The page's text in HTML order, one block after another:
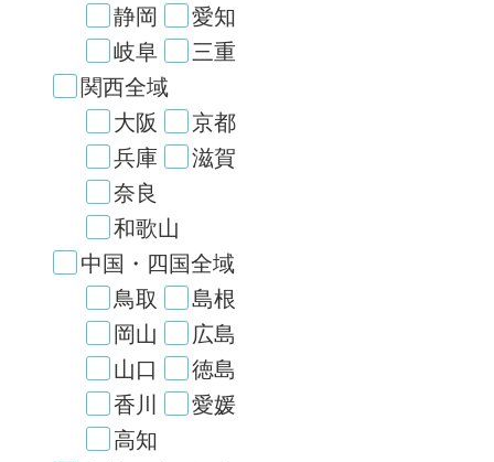
静岡
愛知
岐阜
三重
関西全域
大阪
京都
兵庫
滋賀
奈良
和歌山
中国・四国全域
鳥取
島根
岡山
広島
山口
徳島
香川
愛媛
高知